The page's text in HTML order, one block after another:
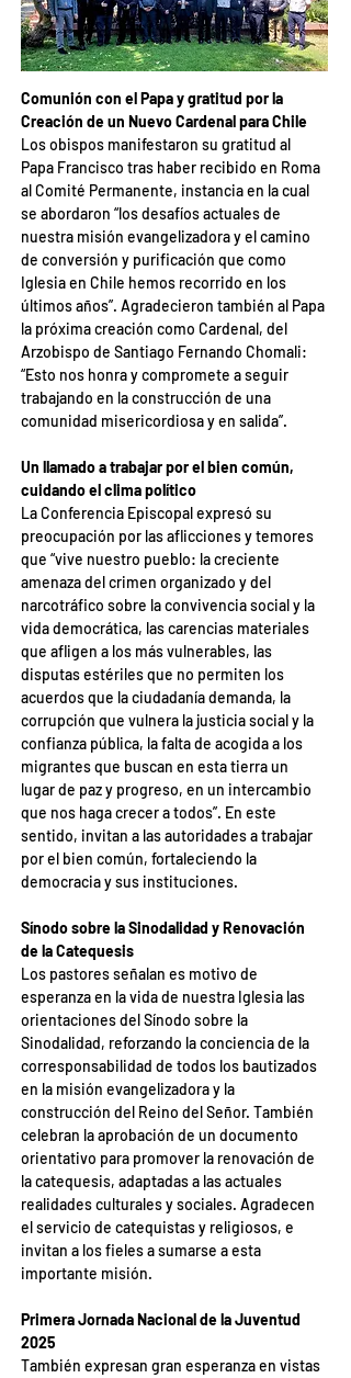
Comunión con el Papa y gratitud por la
Creación de un Nuevo Cardenal para Chile
Los obispos manifestaron su gratitud al
Papa Francisco tras haber recibido en Roma
al Comité Permanente, instancia en la cual
se abordaron “los desafíos actuales de
nuestra misión evangelizadora y el camino
de conversión y purificación que como
Iglesia en Chile hemos recorrido en los
últimos años”. Agradecieron también al Papa
la próxima creación como Cardenal, del
Arzobispo de Santiago Fernando Chomali:
“Esto nos honra y compromete a seguir
trabajando en la construcción de una
comunidad misericordiosa y en salida”.
Un llamado a trabajar por el bien común,
cuidando el clima político
La Conferencia Episcopal expresó su
preocupación por las aflicciones y temores
que “vive nuestro pueblo: la creciente
amenaza del crimen organizado y del
narcotráfico sobre la convivencia social y la
vida democrática, las carencias materiales
que afligen a los más vulnerables, las
disputas estériles que no permiten los
acuerdos que la ciudadanía demanda, la
corrupción que vulnera la justicia social y la
confianza pública, la falta de acogida a los
migrantes que buscan en esta tierra un
lugar de paz y progreso, en un intercambio
que nos haga crecer a todos”. En este
sentido, invitan a las autoridades a trabajar
por el bien común, fortaleciendo la
democracia y sus instituciones.
Sínodo sobre la Sinodalidad y Renovación
de la Catequesis
Los pastores señalan es motivo de
esperanza en la vida de nuestra Iglesia las
orientaciones del Sínodo sobre la
Sinodalidad, reforzando la conciencia de la
corresponsabilidad de todos los bautizados
en la misión evangelizadora y la
construcción del Reino del Señor. También
celebran la aprobación de un documento
orientativo para promover la renovación de
la catequesis, adaptadas a las actuales
realidades culturales y sociales. Agradecen
el servicio de catequistas y religiosos, e
invitan a los fieles a sumarse a esta
importante misión.
Primera Jornada Nacional de la Juventud
2025
También expresan gran esperanza en vistas